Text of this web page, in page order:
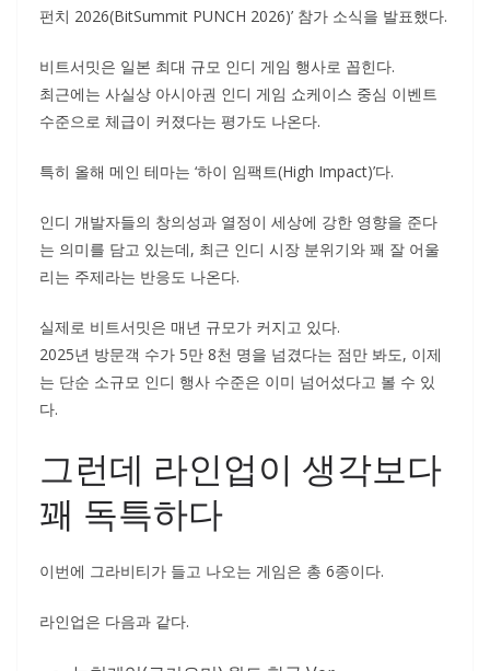
펀치 2026(BitSummit PUNCH 2026)’ 참가 소식을 발표했다.
비트서밋은 일본 최대 규모 인디 게임 행사로 꼽힌다.
최근에는 사실상 아시아권 인디 게임 쇼케이스 중심 이벤트
수준으로 체급이 커졌다는 평가도 나온다.
특히 올해 메인 테마는 ‘하이 임팩트(High Impact)’다.
인디 개발자들의 창의성과 열정이 세상에 강한 영향을 준다
는 의미를 담고 있는데, 최근 인디 시장 분위기와 꽤 잘 어울
리는 주제라는 반응도 나온다.
실제로 비트서밋은 매년 규모가 커지고 있다.
2025년 방문객 수가 5만 8천 명을 넘겼다는 점만 봐도, 이제
는 단순 소규모 인디 행사 수준은 이미 넘어섰다고 볼 수 있
다.
그런데 라인업이 생각보다
꽤 독특하다
이번에 그라비티가 들고 나오는 게임은 총 6종이다.
라인업은 다음과 같다.